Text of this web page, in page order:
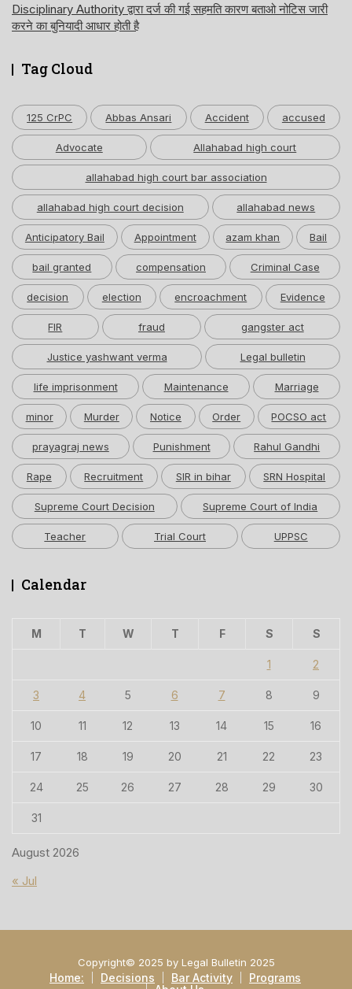
Disciplinary Authority द्वारा दर्ज की गई सहमति कारण बताओ नोटिस जारी
करने का बुनियादी आधार होती है
Tag Cloud
125 CrPC Abbas Ansari Accident accused
Advocate Allahabad high court
allahabad high court bar association
allahabad high court decision allahabad news
Anticipatory Bail Appointment azam khan Bail
bail granted compensation Criminal Case
decision election encroachment Evidence
FIR fraud gangster act
Justice yashwant verma Legal bulletin
life imprisonment Maintenance Marriage
minor Murder Notice Order POCSO act
prayagraj news Punishment Rahul Gandhi
Rape Recruitment SIR in bihar SRN Hospital
Supreme Court Decision Supreme Court of India
Teacher Trial Court UPPSC
Calendar
August 2026
M T W T F S S
1 2
3 4 5 6 7 8 9
10 11 12 13 14 15 16
17 18 19 20 21 22 23
24 25 26 27 28 29 30
31
« Jul
Copyright© 2025 by Legal Bulletin 2025
Home: Decisions Bar Activity
Programs